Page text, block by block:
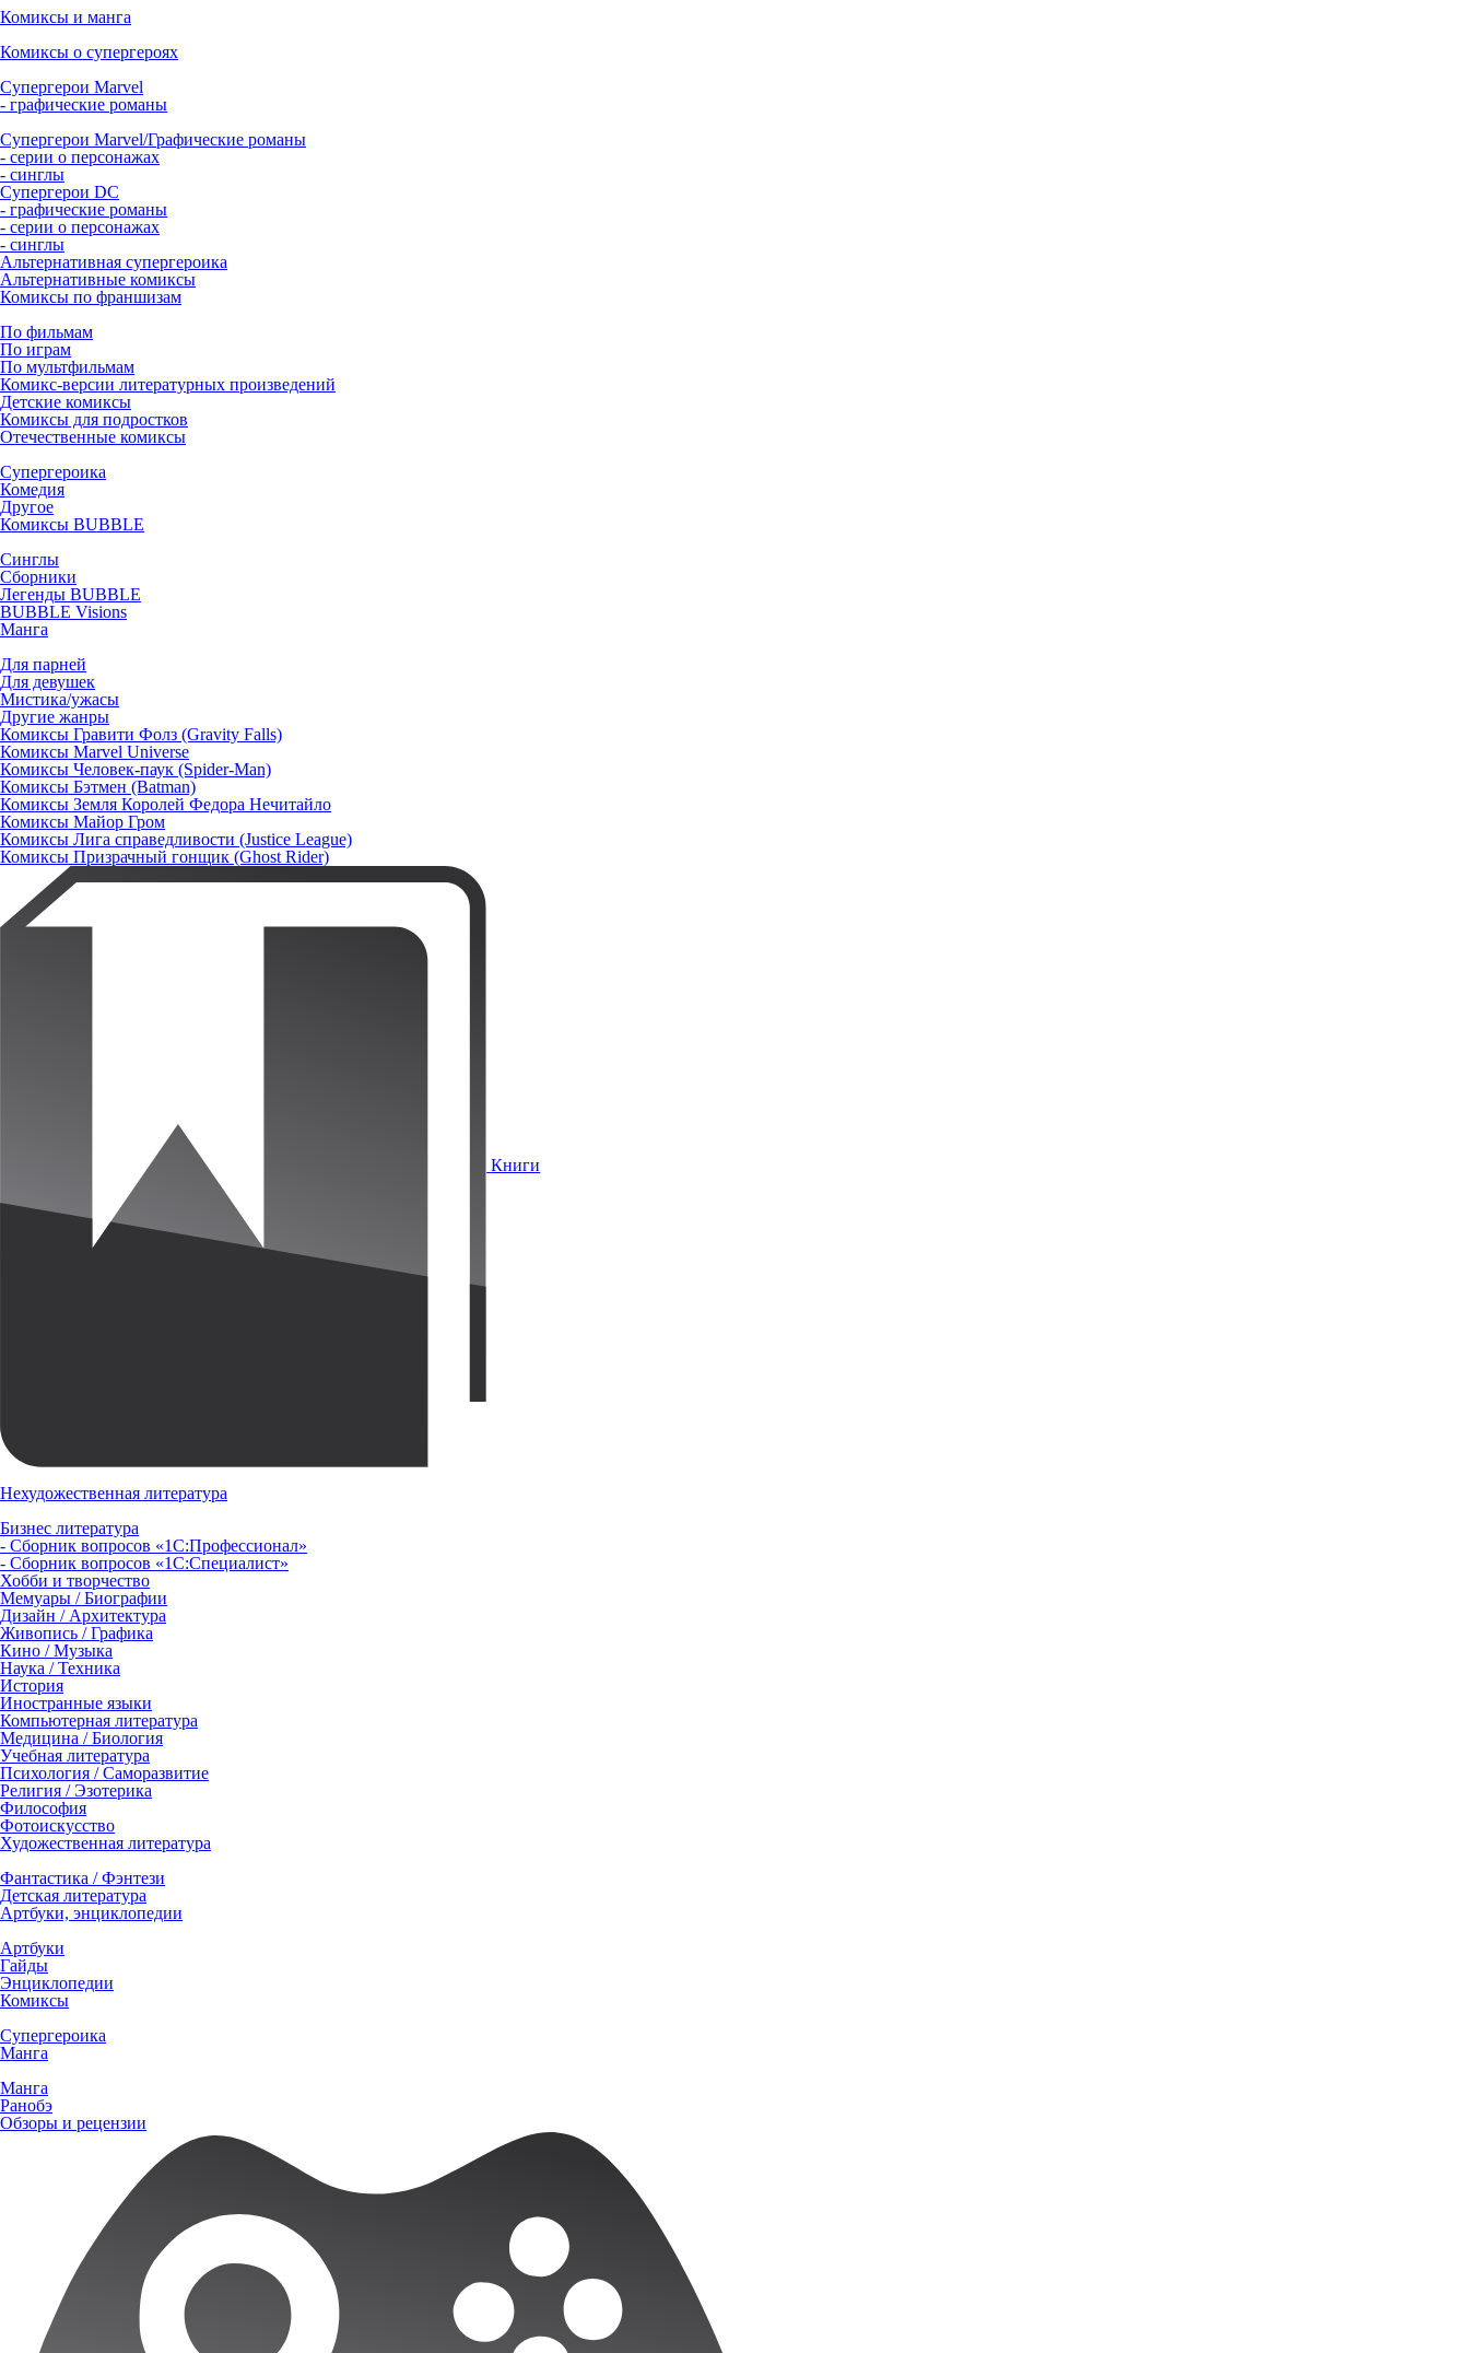
Комиксы и манга
Комиксы о супергероях
Супергерои Marvel
- графические романы
Супергерои Marvel/Графические романы
- серии о персонажах
- синглы
Супергерои DC
- графические романы
- серии о персонажах
- синглы
Альтернативная супергероика
Альтернативные комиксы
Комиксы по франшизам
По фильмам
По играм
По мультфильмам
Комикс-версии литературных произведений
Детские комиксы
Комиксы для подростков
Отечественные комиксы
Супергероика
Комедия
Другое
Комиксы BUBBLE
Синглы
Сборники
Легенды BUBBLE
BUBBLE Visions
Манга
Для парней
Для девушек
Мистика/ужасы
Другие жанры
Комиксы Гравити Фолз (Gravity Falls)
Комиксы Marvel Universe
Комиксы Человек-паук (Spider-Man)
Комиксы Бэтмен (Batman)
Комиксы Земля Королей Федора Нечитайло
Комиксы Майор Гром
Комиксы Лига справедливости (Justice League)
Комиксы Призрачный гонщик (Ghost Rider)
Книги
Нехудожественная литература
Бизнес литература
- Сборник вопросов «1С:Профессионал»
- Сборник вопросов «1С:Специалист»
Хобби и творчество
Мемуары / Биографии
Дизайн / Архитектура
Живопись / Графика
Кино / Музыка
Наука / Техника
История
Иностранные языки
Компьютерная литература
Медицина / Биология
Учебная литература
Психология / Саморазвитие
Религия / Эзотерика
Философия
Фотоискусство
Художественная литература
Фантастика / Фэнтези
Детская литература
Артбуки, энциклопедии
Артбуки
Гайды
Энциклопедии
Комиксы
Супергероика
Манга
Манга
Ранобэ
Обзоры и рецензии